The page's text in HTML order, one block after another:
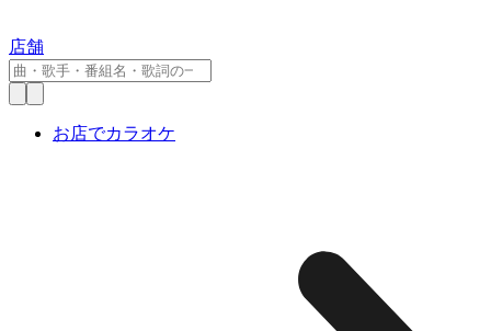
店舗
お店でカラオケ